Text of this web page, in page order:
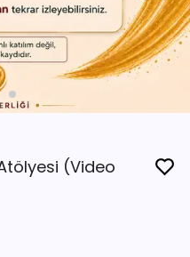
(Video